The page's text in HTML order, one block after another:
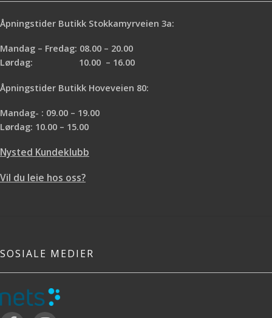
Åpningstider Butikk Stokkamyrveien 3a:
Mandag – Fredag: 08.00 – 20.00
Lørdag: 10.00 – 16.00
Åpningstider Butikk Hoveveien 80:
Mandag- : 09.00 – 19.00
Lørdag: 10.00 – 15.00
Nysted Kundeklubb
Vil du leie hos oss?
SOSIALE MEDIER